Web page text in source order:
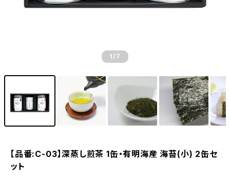
1 /7
【品番:C-03】深蒸し煎茶 1缶・有明海産 海苔(小) 2缶セ
ット